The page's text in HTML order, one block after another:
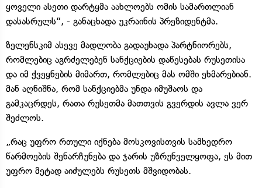
ყოველი ასეთი დარტყმა აახლოებს ომის სამართლიან
დასასრულს“, - განაცხადა უკრაინის პრეზიდენტმა.
ზელენსკიმ ასევე მადლობა გადაუხადა პარტნიორებს,
რომლებიც აგრძელებენ სანქციების დაწესებას რუსეთისა
და იმ ქვეყნების მიმართ, რომლებიც მას ომში ეხმარებიან.
მან აღნიშნა, რომ სანქციებმა უნდა იმუშაოს და
გამკაცრდეს, რათა რუსეთმა მათთვის გვერდის ავლა ვერ
შეძლოს.
„რაც უფრო რთული იქნება მოსკოვისთვის სამხედრო
წარმოების შენარჩუნება და ჯარის უზრუნველყოფა, ეს მით
უფრო მეტად აიძულებს რუსეთს მშვიდობას.